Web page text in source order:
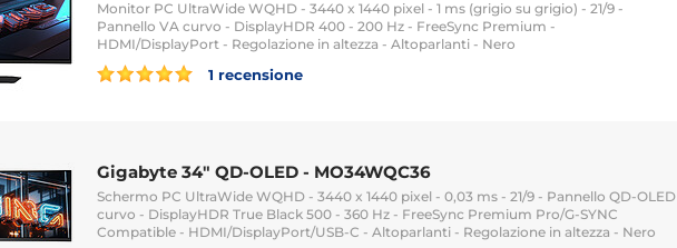
Monitor PC UltraWide WQHD - 3440 x 1440 pixel - 1 ms (grigio su grigio) - 21/9 -
Pannello VA curvo - DisplayHDR 400 - 200 Hz - FreeSync Premium -
HDMI/DisplayPort - Regolazione in altezza - Altoparlanti - Nero
1 recensione
Gigabyte 34" QD-OLED - MO34WQC36
Schermo PC UltraWide WQHD - 3440 x 1440 pixel - 0,03 ms - 21/9 - Pannello QD-OLED
curvo - DisplayHDR True Black 500 - 360 Hz - FreeSync Premium Pro/G-SYNC
Compatible - HDMI/DisplayPort/USB-C - Altoparlanti - Regolazione in altezza - Nero